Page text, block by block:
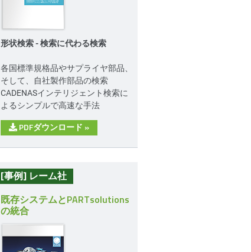
形状検索 - 検索に代わる検索
各国標準規格品やサプライヤ部品、
そして、自社製作部品の検索
CADENASインテリジェント検索に
よるシンプルで高速な手法
PDFダウンロード »
[事例] レーム社
既存システムとPARTsolutions
の統合